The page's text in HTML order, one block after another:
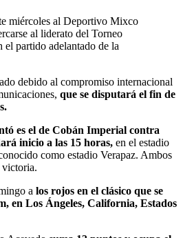
miércoles al Deportivo Mixco
al liderato del Torneo
el partido adelantado de la
debido al compromiso internacional
que se disputará el fin de
es el de Cobán Imperial contra
inicio a las 15 horas, en el estadio
como estadio Verapaz. Ambos
victoria.
a los rojos en el clásico que se
en Los Ángeles, California, Estados